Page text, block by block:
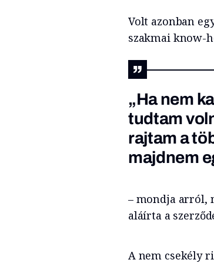
Volt azonban
szakmai know-
„Ha nem
tudtam
rajtam a
majdnem
– mondja arról,
aláírta a
A nem csekély